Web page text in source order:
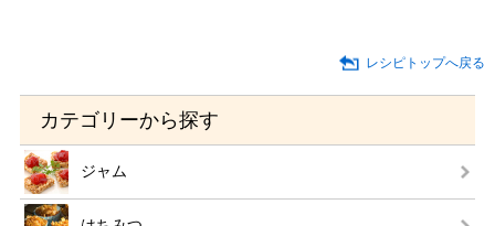
レシピトップへ戻る
カテゴリーから探す
ジャム